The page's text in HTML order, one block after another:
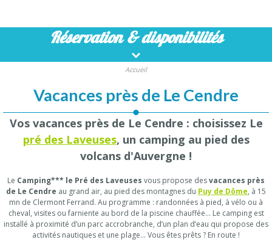
Réservation & disponibilités
Accueil
Vacances près de Le Cendre
Vos vacances près de Le Cendre : choisissez Le
pré des Laveuses, un camping au pied des
volcans d'Auvergne !
Le Camping*** le Pré des Laveuses vous propose desvacances près
de Le Cendre au grand air, au pied des montagnes du Puy de Dôme, à 15
mn de Clermont Ferrand. Au programme : randonnées à pied, à vélo ou à
cheval, visites ou farniente au bord de la piscine chauffée… Le camping est
installé à proximité d’un parc accrobranche, d’un plan d’eau qui propose des
activités nautiques et une plage… Vous êtes prêts ? En route !